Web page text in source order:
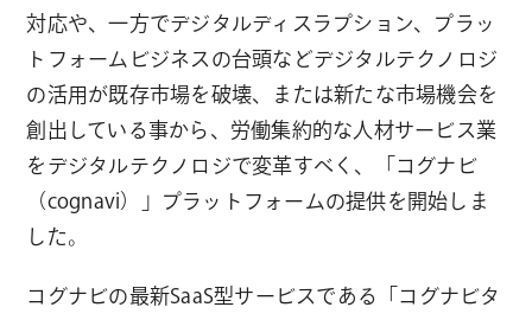
対応や、一方でデジタルディスラプション、プラッ
トフォームビジネスの台頭などデジタルテクノロジ
の活用が既存市場を破壊、または新たな市場機会を
創出している事から、労働集約的な人材サービス業
をデジタルテクノロジで変革すべく、「コグナビ
（cognavi）」プラットフォームの提供を開始しま
した。
コグナビの最新SaaS型サービスである「コグナビタ